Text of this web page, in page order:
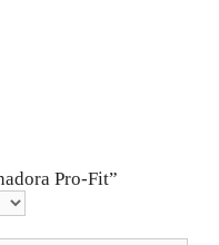
Pro-Fit”